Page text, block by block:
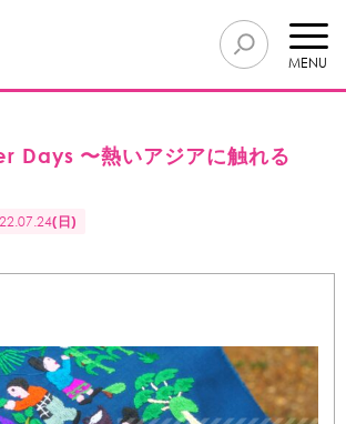
MENU
Days 〜熱いアジアに触れる
(日)